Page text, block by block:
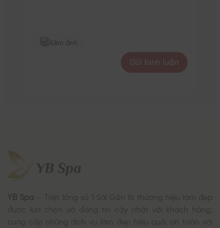
YB Spa – Triệt lông số 1 Sài Gòn là thương hiệu làm đẹp
được lựa chọn và đáng tin cậy nhất với khách hàng,
cung cấp những dịch vụ làm đẹp hiệu quả, an toàn với